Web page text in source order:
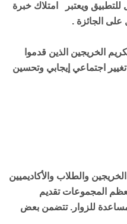
ويعتبر امتلاك خبرة
الجائزة .
الخريجين الذين قدموا
اجتماعي إيجابي وتحسين
والطلاب والأكاديميين
المجموعات تقديم
للزوار. تتضمن بعض